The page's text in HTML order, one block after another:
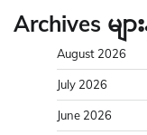
Archives မ
August 2026
July 2026
June 2026